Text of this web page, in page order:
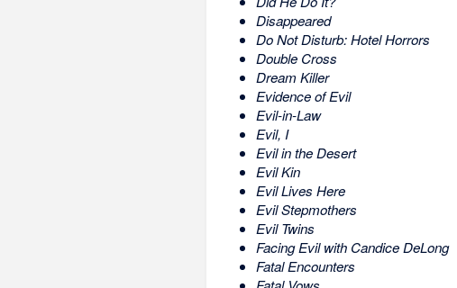
Disappeared
Do Not Disturb: Hotel Horrors
Double Cross
Dream Killer
Evidence of Evil
Evil-in-Law
Evil, I
Evil in the Desert
Evil Kin
Evil Lives Here
Evil Stepmothers
Evil Twins
Facing Evil with Candice DeLong
Fatal Encounters